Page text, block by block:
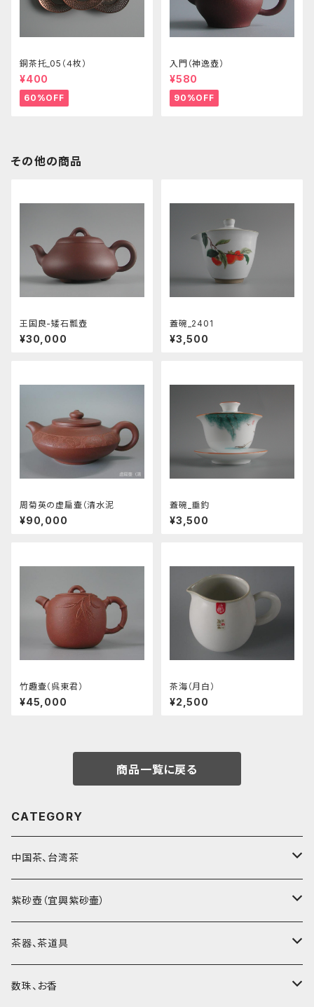
銅茶托_05（４枚）
¥400
60%OFF
入門（神逸壺）
¥580
90%OFF
その他の商品
王国良-矮石瓢壺
¥30,000
蓋碗_2401
¥3,500
周菊英の虚扁壷（清水泥
¥90,000
蓋碗_垂釣
¥3,500
竹趣壷（呉東君）
¥45,000
茶海（月白）
¥2,500
商品一覧に戻る
CATEGORY
中国茶、台湾茶
烏龍茶（ウーロン茶）
黒茶（緊圧茶、普洱茶）
紅茶、白茶、緑茶
紫砂壺（宜興紫砂壷）
大師、名人、高工の作品
周菊英（高級工藝美術師）
茶器、茶道具
茶杯、聞香杯
数珠、お香